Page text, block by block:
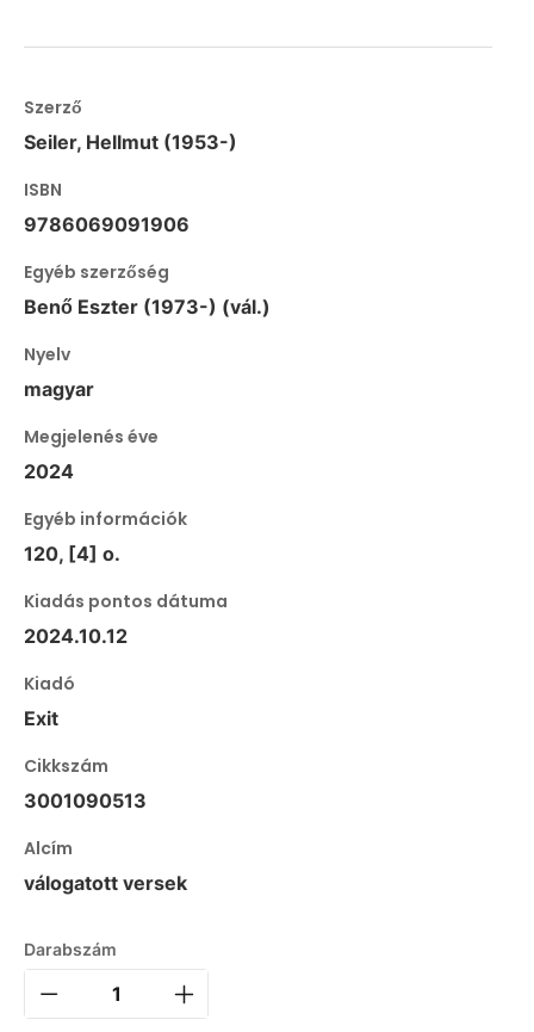
Szerző
Seiler, Hellmut (1953-)
ISBN
9786069091906
Egyéb szerzőség
Benő Eszter (1973-) (vál.)
Nyelv
magyar
Megjelenés éve
2024
Egyéb információk
120, [4] o.
Kiadás pontos dátuma
2024.10.12
Kiadó
Exit
Cikkszám
3001090513
Alcím
válogatott versek
Darabszám